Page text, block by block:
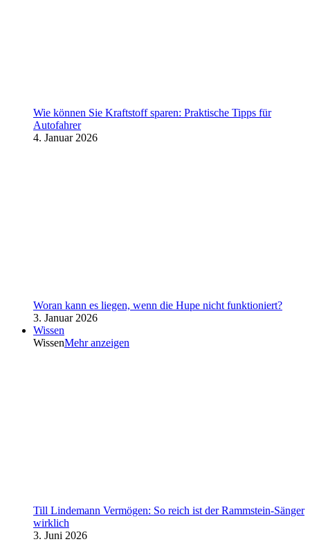
Wie können Sie Kraftstoff sparen: Praktische Tipps für
Autofahrer
4. Januar 2026
Woran kann es liegen, wenn die Hupe nicht funktioniert?
3. Januar 2026
Wissen
WissenMehr anzeigen
Till Lindemann Vermögen: So reich ist der Rammstein-Sänger
wirklich
3. Juni 2026